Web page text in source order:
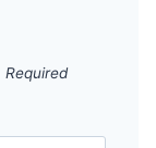
Required